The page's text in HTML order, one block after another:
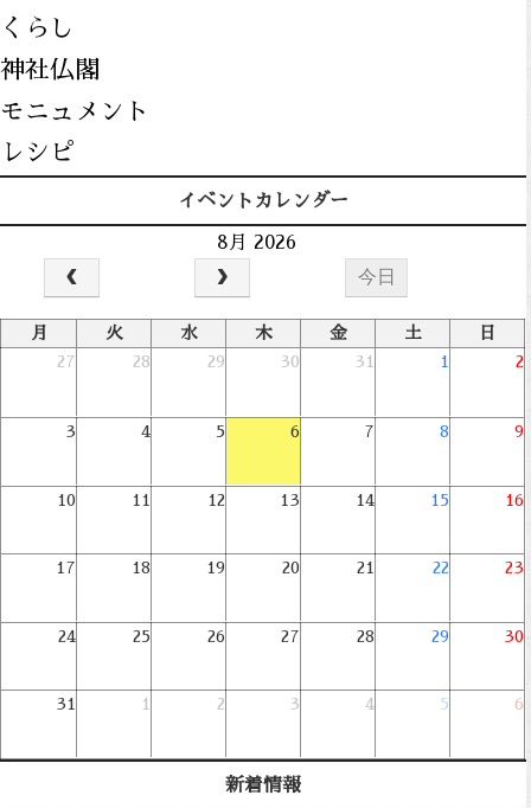
くらし
神社仏閣
モニュメント
レシピ
イベントカレンダー
8月 2026
今日
月 火 水 木 金 土
日
27
28 29 30 31 1 2
3 4 5 6 7 8 9
10 11 12 13 14 15 16
17 18 19 20 21 22 23
24 25 26 27 28 29 30
31 1 2 3 4 5 6
新着情報